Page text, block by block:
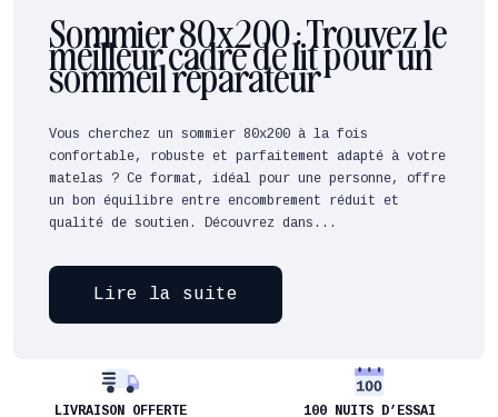
Sommier 80x200 : Trouvez le
meilleur cadre de lit pour un
sommeil réparateur
Vous cherchez un sommier 80x200 à la fois
confortable, robuste et parfaitement adapté à votre
matelas ? Ce format, idéal pour une personne, offre
un bon équilibre entre encombrement réduit et
qualité de soutien. Découvrez dans...
Lire la suite
LIVRAISON OFFERTE
100 NUITS D’ESSAI